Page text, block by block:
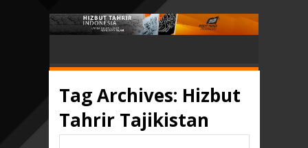
Tag Archives: Hizbut
Tahrir Tajikistan